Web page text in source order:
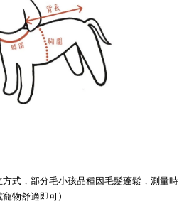
式，部分毛小孩品種因毛髮蓬鬆，測量時
物舒適即可)